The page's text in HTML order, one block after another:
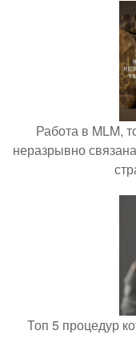
Работа в MLM,
неразрывно
Топ 5 процедур